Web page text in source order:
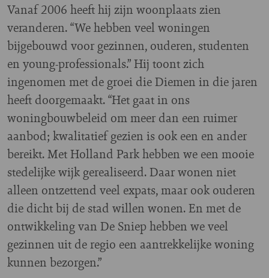
Vanaf 2006 heeft hij zijn woonplaats zien
veranderen. “We hebben veel woningen
bijgebouwd voor gezinnen, ouderen, studenten
en young-professionals.” Hij toont zich
ingenomen met de groei die Diemen in die jaren
heeft doorgemaakt. “Het gaat in ons
woningbouwbeleid om meer dan een ruimer
aanbod; kwalitatief gezien is ook een en ander
bereikt. Met Holland Park hebben we een mooie
stedelijke wijk gerealiseerd. Daar wonen niet
alleen ontzettend veel expats, maar ook ouderen
die dicht bij de stad willen wonen. En met de
ontwikkeling van De Sniep hebben we veel
gezinnen uit de regio een aantrekkelijke woning
kunnen bezorgen.”